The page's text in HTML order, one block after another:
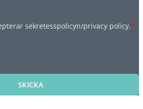
sekretesspolicyn/privacy policy.*
SKICKA